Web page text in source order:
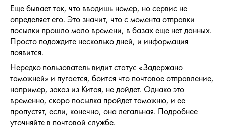
Еще бывает так, что вводишь номер, но сервис не
определяет его. Это значит, что с момента отправки
посылки прошло мало времени, в базах еще нет данных.
Просто подождите несколько дней, и информация
появится.
Нередко пользователь видит статус «Задержано
таможней» и пугается, боится что почтовое отправление,
например, заказ из Китая, не дойдет. Однако это
временно, скоро посылка пройдет таможню, и ее
пропустят, если, конечно, она легальная. Подробнее
уточняйте в почтовой службе.